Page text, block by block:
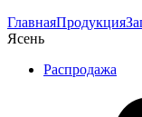
ГлавнаяПродукция
Ясень
Распродажа